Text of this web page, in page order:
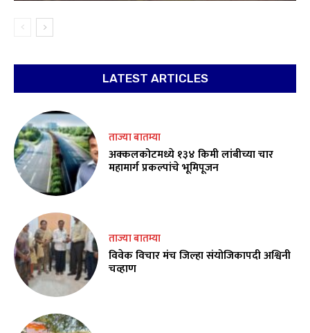
LATEST ARTICLES
ताज्या बातम्या
अक्कलकोटमध्ये १३४ किमी लांबीच्या चार
महामार्ग प्रकल्पांचे भूमिपूजन
ताज्या बातम्या
विवेक विचार मंच जिल्हा संयोजिकापदी अश्विनी
चव्हाण